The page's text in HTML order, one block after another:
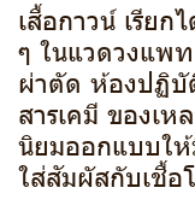
เสื้อกาวน์ เรีย
ๆ ในแวดวงแพ
ผ่าตัด ห้องปฏิบั
สารเคมี ของเห
นิยมออกแบบใ
ใส่สัมผัสกับเชื้อ